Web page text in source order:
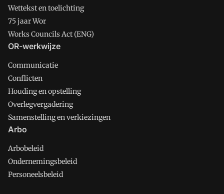
Wettekst en toelichting
75 jaar Wor
Works Councils Act (ENG)
OR-werkwijze
Communicatie
Conflicten
Houding en opstelling
Overlegvergadering
Samenstelling en verkiezingen
Arbo
Arbobeleid
Ondernemingsbeleid
Personeelsbeleid